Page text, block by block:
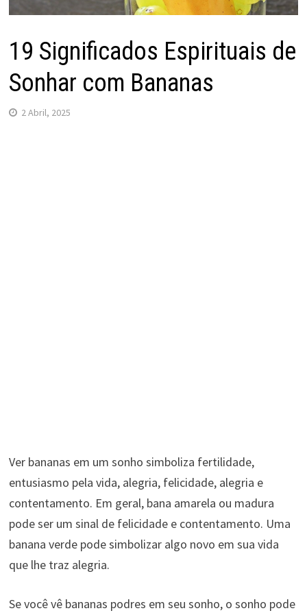
19 Significados Espirituais de
Sonhar com Bananas
2 Abril, 2025
Ver bananas em um sonho simboliza fertilidade,
entusiasmo pela vida, alegria, felicidade, alegria e
contentamento. Em geral, bana amarela ou madura
pode ser um sinal de felicidade e contentamento. Uma
banana verde pode simbolizar algo novo em sua vida
que lhe traz alegria.
Se você vê bananas podres em seu sonho, o sonho pode